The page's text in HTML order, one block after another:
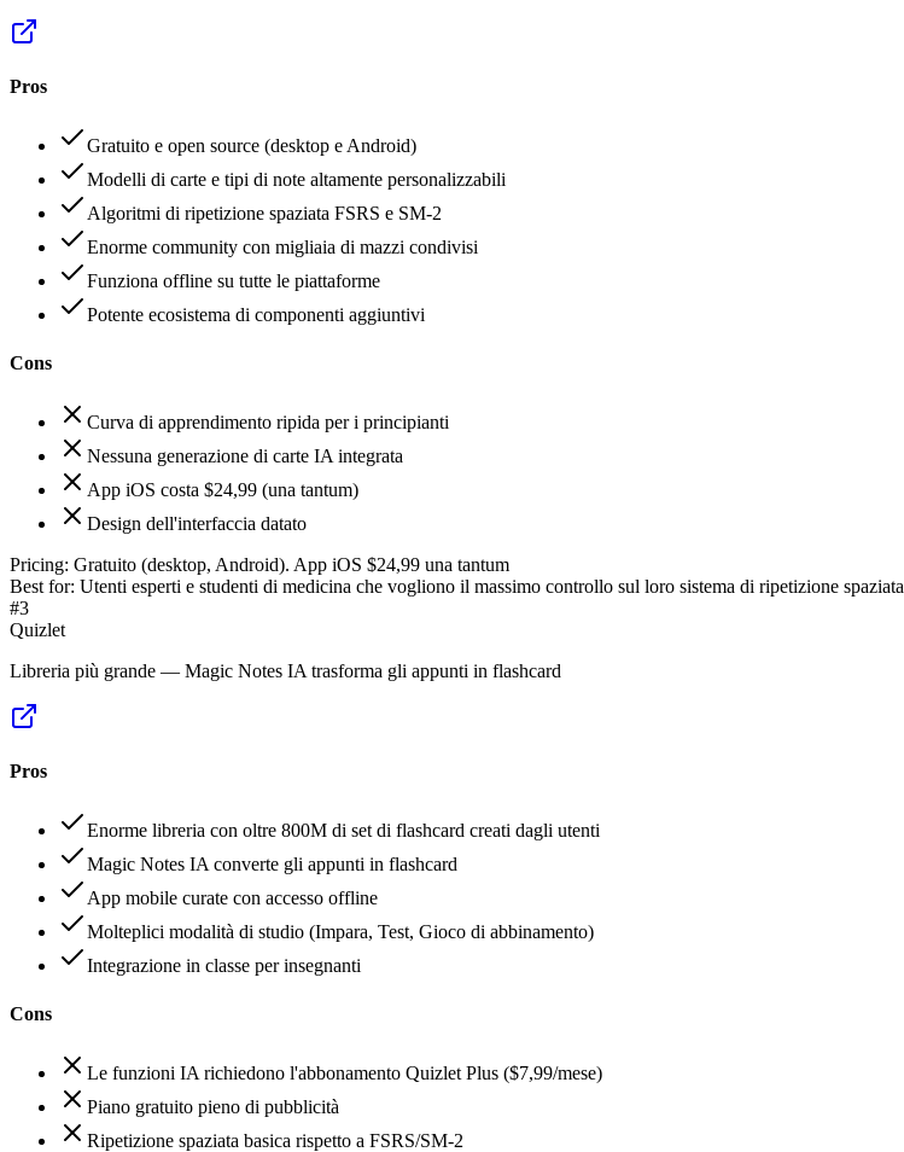
Pros
Gratuito e open source (desktop e Android)
Modelli di carte e tipi di note altamente personalizzabili
Algoritmi di ripetizione spaziata FSRS e SM-2
Enorme community con migliaia di mazzi condivisi
Funziona offline su tutte le piattaforme
Potente ecosistema di componenti aggiuntivi
Cons
Curva di apprendimento ripida per i principianti
Nessuna generazione di carte IA integrata
App iOS costa $24,99 (una tantum)
Design dell'interfaccia datato
Pricing: Gratuito (desktop, Android). App iOS $24,99 una tantum
Best for: Utenti esperti e studenti di medicina che vogliono il massimo controllo sul loro sistema di ripetizione spaziata
#3
Quizlet
Libreria più grande — Magic Notes IA trasforma gli appunti in flashcard
Pros
Enorme libreria con oltre 800M di set di flashcard creati dagli utenti
Magic Notes IA converte gli appunti in flashcard
App mobile curate con accesso offline
Molteplici modalità di studio (Impara, Test, Gioco di abbinamento)
Integrazione in classe per insegnanti
Cons
Le funzioni IA richiedono l'abbonamento Quizlet Plus ($7,99/mese)
Piano gratuito pieno di pubblicità
Ripetizione spaziata basica rispetto a FSRS/SM-2